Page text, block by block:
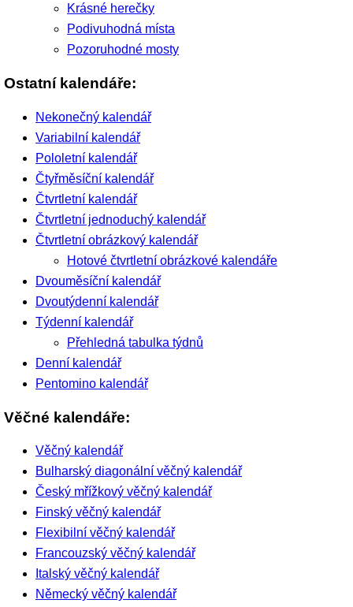
Krásné herečky
Podivuhodná místa
Pozoruhodné mosty
Ostatní kalendáře:
Nekonečný kalendář
Variabilní kalendář
Pololetní kalendář
Čtyřměsíční kalendář
Čtvrtletní kalendář
Čtvrtletní jednoduchý kalendář
Čtvrtletní obrázkový kalendář
Hotové čtvrtletní obrázkové kalendáře
Dvouměsíční kalendář
Dvoutýdenní kalendář
Týdenní kalendář
Přehledná tabulka týdnů
Denní kalendář
Pentomino kalendář
Věčné kalendáře:
Věčný kalendář
Bulharský diagonální věčný kalendář
Český mřížkový věčný kalendář
Finský věčný kalendář
Flexibilní věčný kalendář
Francouzský věčný kalendář
Italský věčný kalendář
Německý věčný kalendář